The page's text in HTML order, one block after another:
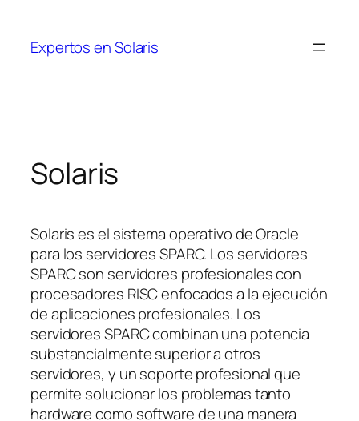
contenido
Expertos en Solaris
Solaris
Solaris es el sistema operativo de Oracle
para los servidores SPARC. Los servidores
SPARC son servidores profesionales con
procesadores RISC enfocados a la ejecución
de aplicaciones profesionales. Los
servidores SPARC combinan una potencia
substancialmente superior a otros
servidores, y un soporte profesional que
permite solucionar los problemas tanto
hardware como software de una manera